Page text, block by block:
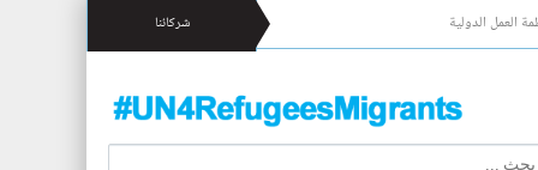
العمل الدولية شركائنا